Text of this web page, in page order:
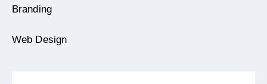
Branding
Web Design